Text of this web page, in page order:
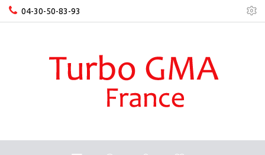
04-30-50-83-93